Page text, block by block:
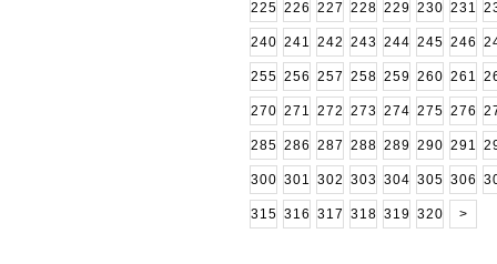
225 226 227 228 229 230 231
240 241 242 243 244 245 246
255 256 257 258 259 260 261
270 271 272 273 274 275 276
285 286 287 288 289 290 291
300 301 302 303 304 305 306
315 316 317 318 319 320 >